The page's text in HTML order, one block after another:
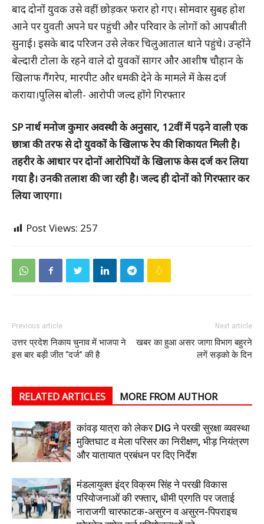
बाद दोनों युवक उसे वहीं छोड़कर फरार हो गए। सोमवार सुबह होश
आने पर युवती अपने घर पहुंची और परिवार के लोगों को आपबीती
सुनाई। इसके बाद परिजन उसे लेकर चिलुआताल थाने पहुंचे। उन्होंने
बेल्दारी टोला के रहने वाले दो युवकों सागर और आशीष चौहान के
खिलाफ गैंगरेप, मारपीट और धमकी देने के मामले में केस दर्ज
कराया।पुलिस बोली- आरोपी जल्द होंगे गिरफ्तार
SP नार्थ मनोज कुमार अवस्थी के अनुसार, 12वीं में पढ़ने वाली एक
छात्रा की तरफ से दो युवकों के खिलाफ रेप की शिकायत मिली है।
तहरीर के आधार पर दोनों आरोपियों के खिलाफ केस दर्ज कर लिया
गया है। उनकी तलाश की जा रही है। जल्द ही दोनों को गिरफ्तार कर
लिया जाएगा।
Post Views: 257
Previous article
उत्तर प्रदेश निकाय चुनाव में भाजपा ने
इस बार बड़ी जीत “दर्ज” की है
Next article
खबर का हुआ असर जागा विभाग बहुरने
लगें सड़को के दिन
RELATED ARTICLES MORE FROM AUTHOR
कांवड़ यात्रा को लेकर DIG ने परखी सुरक्षा व्यवस्था
मुक्तिघाट व मेला परिसर का निरीक्षण, भीड़ नियंत्रण
और यातायात प्रबंधन पर दिए निर्देश
मंडलायुक्त इंद्र विक्रम सिंह ने परखी विकास
परियोजनाओं की रफ्तार, धीमी प्रगति पर जताई
नाराजगी चारफाटक-असुरन व असुरन-पिपराइच